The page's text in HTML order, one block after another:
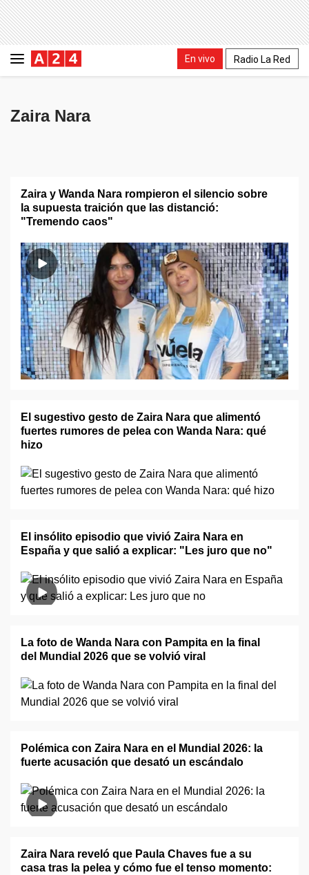
En vivo Radio La Red
Zaira Nara
Zaira y Wanda Nara rompieron el silencio sobre
la supuesta traición que las distanció:
"Tremendo caos"
El sugestivo gesto de Zaira Nara que alimentó
fuertes rumores de pelea con Wanda Nara: qué
hizo
El insólito episodio que vivió Zaira Nara en
España y que salió a explicar: "Les juro que no"
La foto de Wanda Nara con Pampita en la final
del Mundial 2026 que se volvió viral
Polémica con Zaira Nara en el Mundial 2026: la
fuerte acusación que desató un escándalo
Zaira Nara reveló que Paula Chaves fue a su
casa tras la pelea y cómo fue el tenso momento: